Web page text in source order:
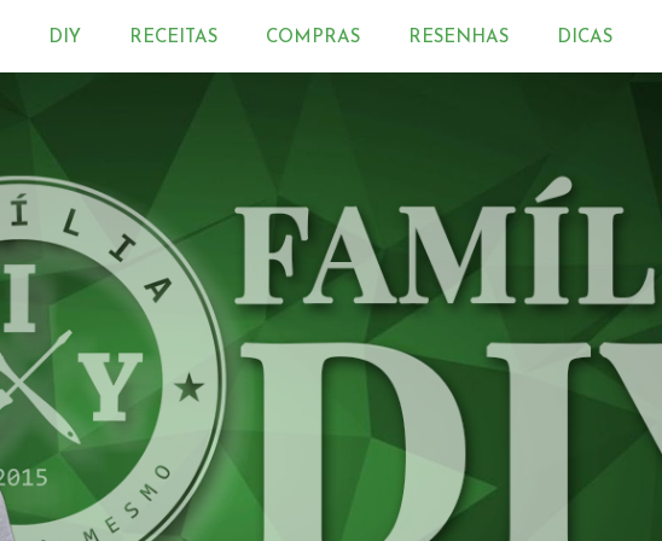
DIY RECEITAS COMPRAS RESENHAS DICAS